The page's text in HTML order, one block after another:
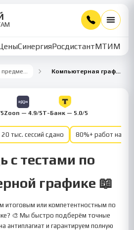
СинергияРосдистантМТИММУ
Все предметы Компьютерная графика
Zoon — 4.9/5Т-Банк — 5.0/5
20 тыс. сессий сдано 80%+ работ на
с тестами по
графике 📖
итоговым или компетентностным по
🎨 Мы быстро подберём точные
антиплагиат и гарантируем полную